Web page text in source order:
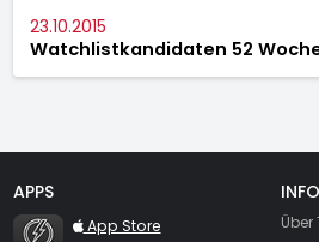
23.10.2015
Watchlistkandidaten 52
APPS
TraderFox Flash
App Store
Über